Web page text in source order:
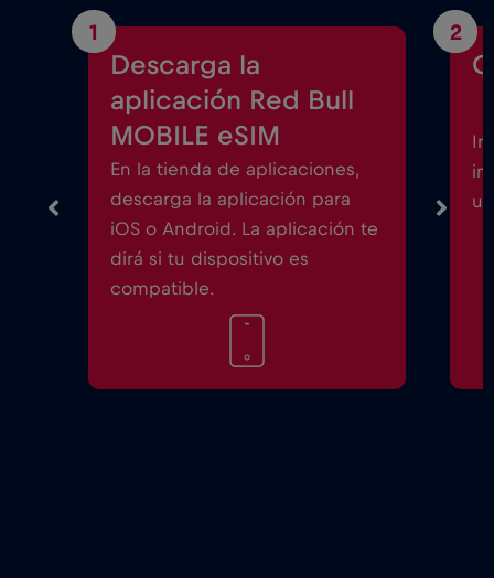
1
Descarga la
aplicación Red Bull
MOBILE eSIM
En la tienda de aplicaciones,
descarga la aplicación para
iOS o Android. La aplicación te
dirá si tu dispositivo es
compatible.
2